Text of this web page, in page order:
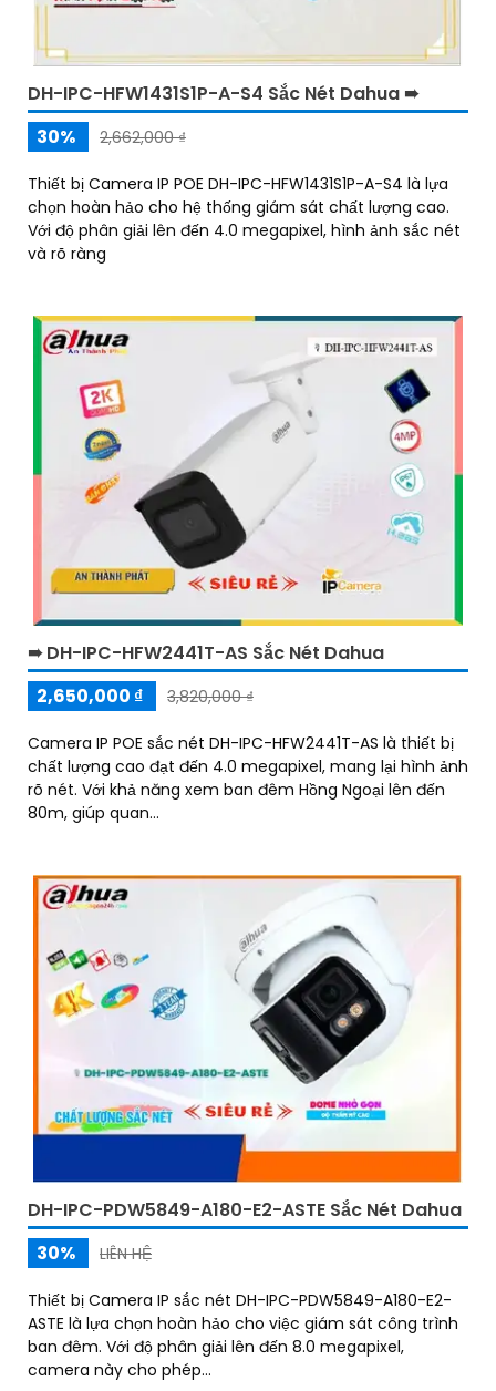
DH-IPC-HFW1431S1P-A-S4 Sắc Nét Dahua ➠
30%
2,662,000 ₫
Thiết bị Camera IP POE DH-IPC-HFW1431S1P-A-S4 là lựa
chọn hoàn hảo cho hệ thống giám sát chất lượng cao.
Với độ phân giải lên đến 4.0 megapixel, hình ảnh sắc nét
và rõ ràng
➠ DH-IPC-HFW2441T-AS Sắc Nét Dahua
2,650,000 ₫
3,820,000 ₫
Camera IP POE sắc nét DH-IPC-HFW2441T-AS là thiết bị
chất lượng cao đạt đến 4.0 megapixel, mang lại hình ảnh
rõ nét. Với khả năng xem ban đêm Hồng Ngoại lên đến
80m, giúp quan...
DH-IPC-PDW5849-A180-E2-ASTE Sắc Nét Dahua
30%
LIÊN HỆ
Thiết bị Camera IP sắc nét DH-IPC-PDW5849-A180-E2-
ASTE là lựa chọn hoàn hảo cho việc giám sát công trình
ban đêm. Với độ phân giải lên đến 8.0 megapixel,
camera này cho phép...